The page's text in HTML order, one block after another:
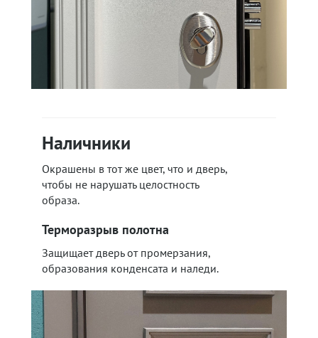
Наличники
Окрашены в тот же цвет, что и дверь,
чтобы не нарушать целостность
образа.
Терморазрыв полотна
Защищает дверь от промерзания,
образования конденсата и наледи.